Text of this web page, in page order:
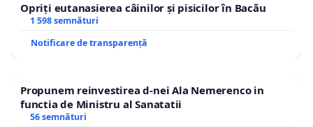
Opriți eutanasierea câinilor și pisicilor în Bacău
1 598 semnături
Notificare de transparență
Propunem reinvestirea d-nei Ala Nemerenco in
functia de Ministru al Sanatatii
56 semnături